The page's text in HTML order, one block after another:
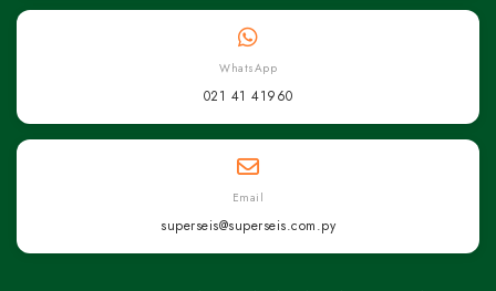
WhatsApp
021 41 41960
Email
superseis@superseis.com.py